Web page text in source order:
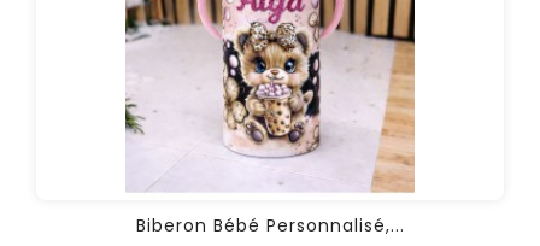
Biberon Bébé Personnalisé,...